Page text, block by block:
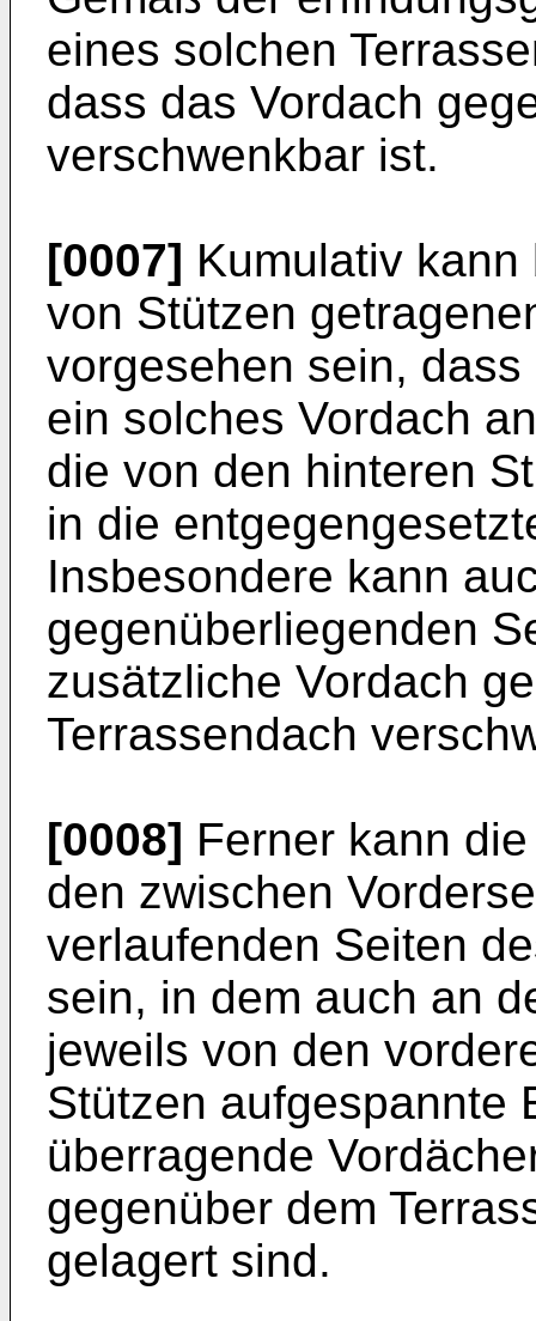
eines solchen
dass das Vordach
verschwenkbar ist.
[0007] Kumulativ
von Stützen
vorgesehen sein,
ein solches Vordach
die von den hinteren
in die
Insbesondere kann
gegenüberliegenden
zusätzliche Vordach
Terrassendach
[0008] Ferner kann
den zwischen
verlaufenden Seiten
sein, in dem auch an
jeweils von den
Stützen aufgespannte
überragende
gegenüber dem
gelagert sind.